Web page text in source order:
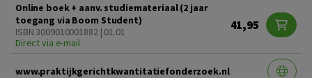
Online boek + aanv. studiemateriaal (2 jaar
toegang via Boom Student)
ISBN 3009010001882 | 01.01
Direct via e-mail
41,95
www.praktijkgerichtkwantitatiefonderzoek.nl